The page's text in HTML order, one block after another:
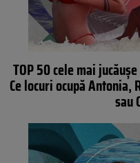
TOP 50 cele mai
Ce locuri ocupă Antonia,
sau